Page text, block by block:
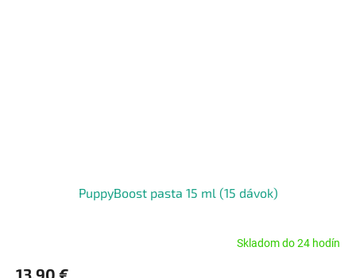
PuppyBoost pasta 15 ml (15 dávok)
produktu
Skladom do 24 hodín